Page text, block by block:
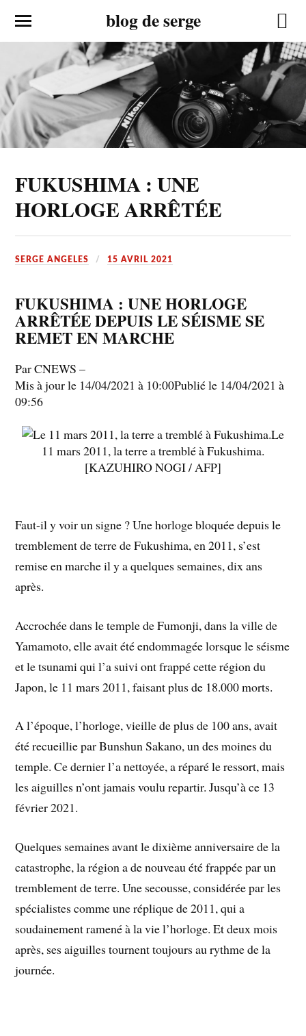
blog de serge
FUKUSHIMA : UNE
HORLOGE ARRÊTÉE
SERGE ANGELES 15 AVRIL 2021
FUKUSHIMA : UNE HORLOGE
ARRÊTÉE DEPUIS LE SÉISME SE
REMET EN MARCHE
ParCNEWS –
Mis à jour le 14/04/2021 à 10:00Publié le 14/04/2021 à
09:56
Le
11 mars 2011, la terre a tremblé à Fukushima.
[KAZUHIRO NOGI / AFP]
Faut-il y voir un signe ? Une horloge bloquée depuis le
tremblement de terre de Fukushima, en 2011, s’est
remise en marche il y a quelques semaines, dix ans
après.
Accrochée dans le temple de Fumonji, dans la ville de
Yamamoto, elle avait été endommagée lorsque le séisme
et le tsunami qui l’a suivi ont frappé cette région du
Japon, le 11 mars 2011, faisant plus de 18.000 morts.
A l’époque, l’horloge, vieille de plus de 100 ans, avait
été recueillie par Bunshun Sakano, un des moines du
temple. Ce dernier l’a nettoyée, a réparé le ressort, mais
les aiguilles n’ont jamais voulu repartir. Jusqu’à ce 13
février 2021.
Quelques semaines avant le dixième anniversaire de la
catastrophe, la région a de nouveau été frappéepar un
tremblement de terre. Une secousse, considérée par les
spécialistes comme une réplique de 2011, qui a
soudainement ramené à la vie l’horloge. Et deux mois
après, ses aiguilles tournent toujours au rythme de la
journée.